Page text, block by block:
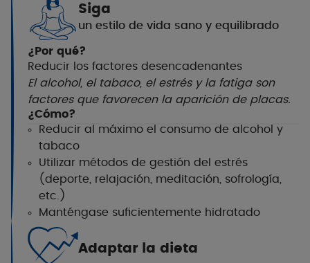
Siga
un estilo de vida sano y equilibrado
¿Por qué?
Reducir los factores desencadenantes
El alcohol, el tabaco, el estrés y la fatiga son
factores que favorecen la aparición de placas.
¿Cómo?
Reducir al máximo el consumo de alcohol y
tabaco
Utilizar métodos de gestión del estrés
( deporte, relajación, meditación, sofrología,
etc.)
Manténgase suficientemente hidratado
Adaptar la dieta